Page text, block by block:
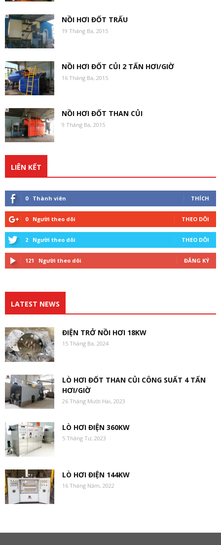
NỒI HƠI ĐỐT TRẤU
19 Tháng Ba, 2015
NỒI HƠI ĐỐT CỦI 2 TẤN HƠI/GIỜ
16 Tháng Ba, 2015
NỒI HƠI ĐỐT THAN CỦI
9 Tháng Ba, 2015
LIÊN KẾT
0 Thành viên THÍCH
0 Người theo dõi THEO DÕI
2 Người theo dõi THEO DÕI
121 Người theo dõi ĐĂNG KÝ
LATEST NEWS
ĐIỆN TRỞ NỒI HƠI 18KW
15 Tháng Ba, 2024
LÒ HƠI ĐỐT THAN CỦI CÔNG SUẤT 4 TẤN
HƠI/GIỜ
26 Tháng Mười Hai, 2023
LÒ HƠI ĐIỆN 360KW
5 Tháng Tư, 2023
LÒ HƠI ĐIỆN 144KW
16 Tháng Năm, 2022